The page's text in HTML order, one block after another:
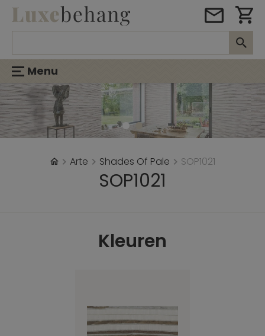
Menu
Arte Shades Of Pale SOP1021
SOP1021
Kleuren